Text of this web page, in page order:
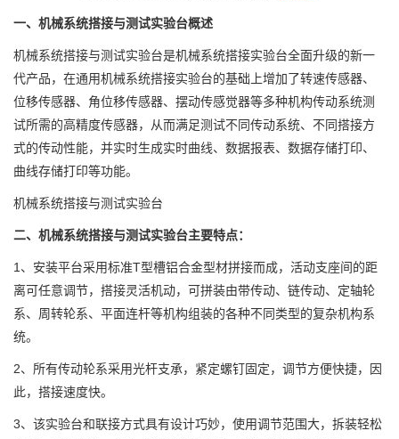
一、机械系统搭接与测试实验台概述
机械系统搭接与测试实验台是机械系统搭接实验台全面升级的新一
代产品，在通用机械系统搭接实验台的基础上增加了转速传感器、
位移传感器、角位移传感器、摆动传感觉器等多种机构传动系统测
试所需的高精度传感器，从而满足测试不同传动系统、不同搭接方
式的传动性能，并实时生成实时曲线、数据报表、数据存储打印、
曲线存储打印等功能。
机械系统搭接与测试实验台
二、机械系统搭接与测试实验台主要特点：
1、安装平台采用标准T型槽铝合金型材拼接而成，活动支座间的距
离可任意调节，搭接灵活机动，可拼装由带传动、链传动、定轴轮
系、周转轮系、平面连杆等机构组装的各种不同类型的复杂机构系
统。
2、所有传动轮系采用光杆支承，紧定螺钉固定，调节方便快捷，因
此，搭接速度快。
3、该实验台和联接方式具有设计巧妙，使用调节范围大，拆装轻松